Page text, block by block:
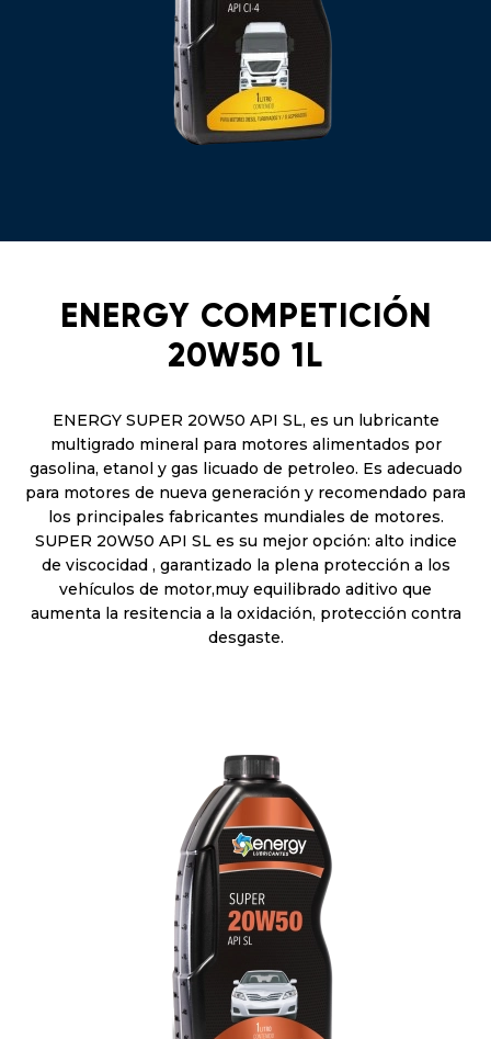
ENERGY COMPETICIÓN
20W50 1L
ENERGY SUPER 20W50 API SL, es un lubricante
multigrado mineral para motores alimentados por
gasolina, etanol y gas licuado de petroleo. Es adecuado
para motores de nueva generación y recomendado para
los principales fabricantes mundiales de motores.
SUPER 20W50 API SL es su mejor opción: alto indice
de viscocidad , garantizado la plena protección a los
vehículos de motor,muy equilibrado aditivo que
aumenta la resitencia a la oxidación, protección contra
desgaste.